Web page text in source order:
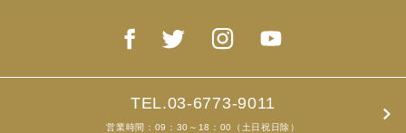
し、同意を得ます。
(4) お客様が未成年者の場合、親権者の同意を得ます。
た、お申込のあった旅行の手配及び旅程の管理のために、
以下の当社のグループ企業とお客様情報を共有する場合が
ありますが、厳重に管理・保管いたします。
TEL.03-6773-9011
営業時間：09：30～18：00（土日祝日除）